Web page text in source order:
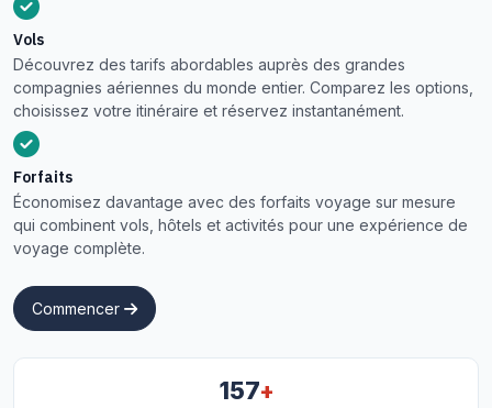
Vols
Découvrez des tarifs abordables auprès des grandes
compagnies aériennes du monde entier. Comparez les options,
choisissez votre itinéraire et réservez instantanément.
Forfaits
Économisez davantage avec des forfaits voyage sur mesure
qui combinent vols, hôtels et activités pour une expérience de
voyage complète.
Commencer
157+